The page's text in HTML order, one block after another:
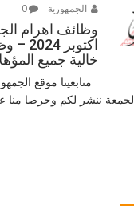
الجمهورية
0
اكتوبر
خالية جميع
متابعينا موقع
ننشر لكم وحرصا منا